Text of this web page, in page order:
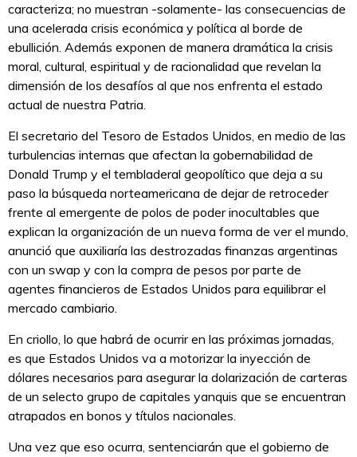
caracteriza; no muestran -solamente- las consecuencias de
una acelerada crisis económica y política al borde de
ebullición. Además exponen de manera dramática la crisis
moral, cultural, espiritual y de racionalidad que revelan la
dimensión de los desafíos al que nos enfrenta el estado
actual de nuestra Patria.
El secretario del Tesoro de Estados Unidos, en medio de las
turbulencias internas que afectan la gobernabilidad de
Donald Trump y el tembladeral geopolítico que deja a su
paso la búsqueda norteamericana de dejar de retroceder
frente al emergente de polos de poder inocultables que
explican la organización de un nueva forma de ver el mundo,
anunció que auxiliaría las destrozadas finanzas argentinas
con un swap y con la compra de pesos por parte de
agentes financieros de Estados Unidos para equilibrar el
mercado cambiario.
En criollo, lo que habrá de ocurrir en las próximas jornadas,
es que Estados Unidos va a motorizar la inyección de
dólares necesarios para asegurar la dolarización de carteras
de un selecto grupo de capitales yanquis que se encuentran
atrapados en bonos y títulos nacionales.
Una vez que eso ocurra, sentenciarán que el gobierno de